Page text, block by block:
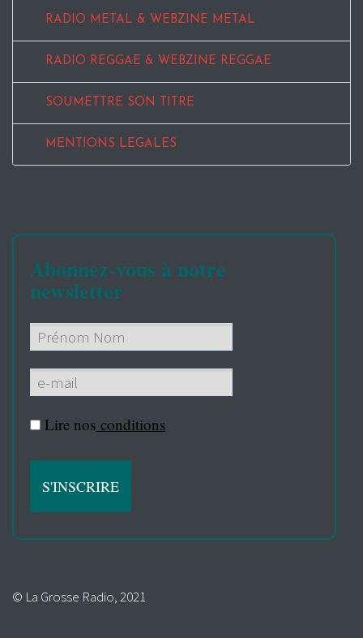
RADIO METAL & WEBZINE METAL
RADIO REGGAE & WEBZINE REGGAE
SOUMETTRE SON TITRE
MENTIONS LEGALES
Abonnez-vous à notre
newsletter
Lire nos conditions
© La Grosse Radio, 2021